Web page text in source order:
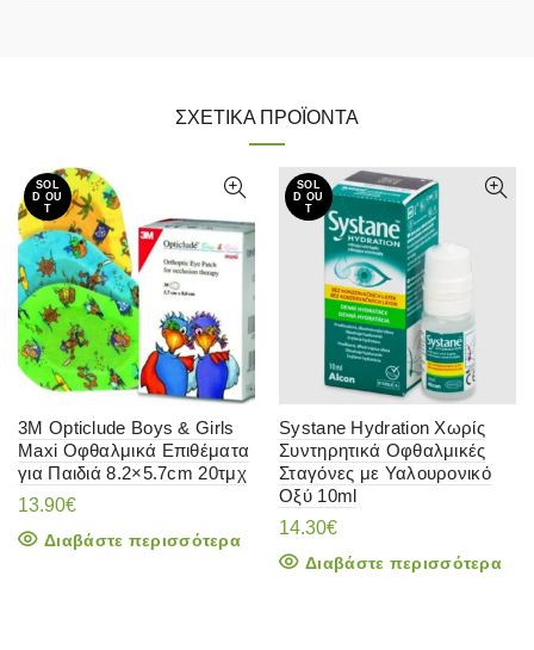
ΣΧΕΤΙΚΆ ΠΡΟΪΌΝΤΑ
SOL
D OU
T
3M Opticlude Boys & Girls
Maxi Οφθαλμικά Επιθέματα
για Παιδιά 8.2×5.7cm 20τμχ
13.90€
Διαβάστε περισσότερα
SOL
D OU
T
Systane Hydration Χωρίς
Συντηρητικά Οφθαλμικές
Σταγόνες με Υαλουρονικό
Οξύ 10ml
14.30€
Διαβάστε περισσότερα